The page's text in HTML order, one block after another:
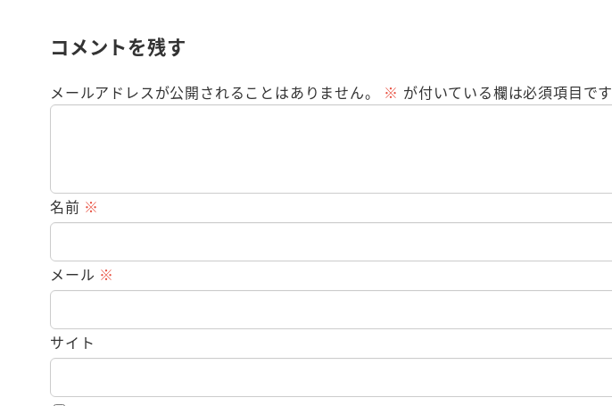
コメントを残す
メールアドレスが公開されることはありません。 ※ が付いている欄は必須項目です
名前 ※
メール ※
サイト